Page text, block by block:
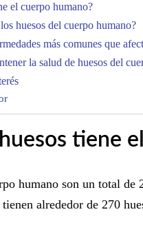
el cuerpo humano?
huesos del cuerpo humano?
más comunes que
la salud de huesos del
tiene
humano son un total
alrededor de 270